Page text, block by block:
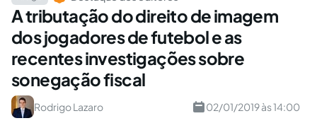
A tributação do direito de imagem
dos jogadores de futebol e as
recentes investigações sobre
sonegação fiscal
Rodrigo Lazaro 02/01/2019 às 14:00